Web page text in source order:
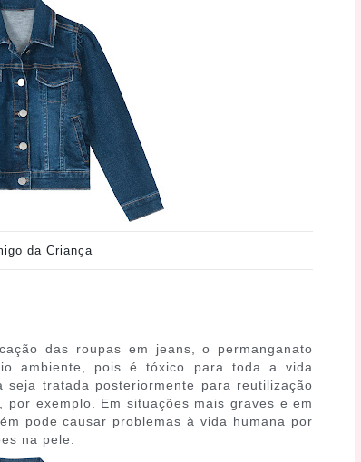
da Criança
das roupas em jeans, o permanganato
ambiente, pois é tóxico para toda a vida
seja tratada posteriormente para reutilização
exemplo. Em situações mais graves e em
pode causar problemas à vida humana por
na pele.